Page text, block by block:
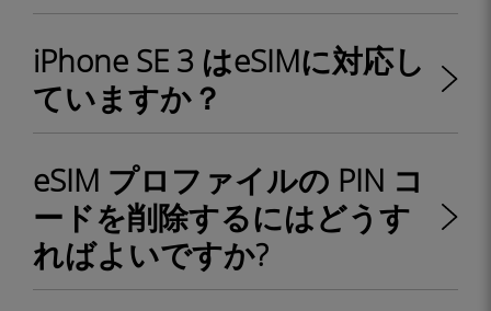
iPhone SE 3 はeSIMに対応し
ていますか？
eSIM プロファイルの PIN コ
ードを削除するにはどうす
ればよいですか?